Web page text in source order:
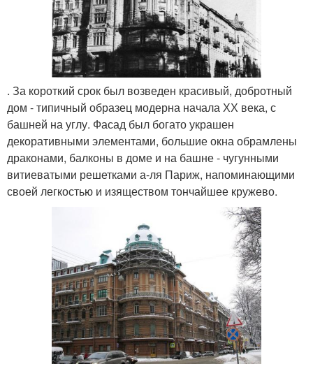
. За короткий срок был возведен красивый, добротный
дом - типичный образец модерна начала ХХ века, с
башней на углу. Фасад был богато украшен
декоративными элементами, большие окна обрамлены
драконами, балконы в доме и на башне - чугунными
витиеватыми решетками а-ля Париж, напоминающими
своей легкостью и изяществом тончайшее кружево.